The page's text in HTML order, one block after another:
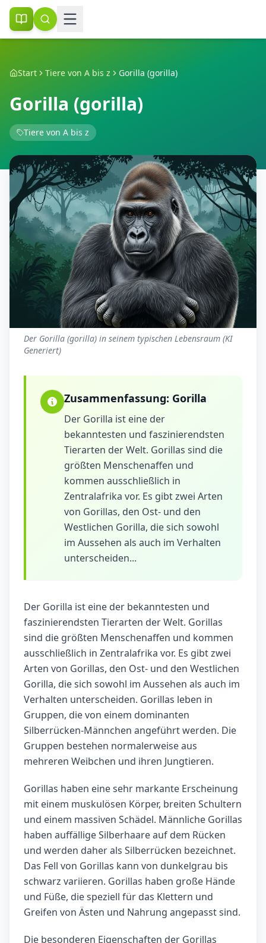
Start Tiere von A bis z Gorilla (gorilla)
Gorilla (gorilla)
Tiere von A bis z
Der Gorilla (gorilla) in seinem typischen Lebensraum (KI
Generiert)
Zusammenfassung: Gorilla
Der Gorilla ist eine der
bekanntesten und faszinierendsten
Tierarten der Welt. Gorillas sind die
größten Menschenaffen und
kommen ausschließlich in
Zentralafrika vor. Es gibt zwei Arten
von Gorillas, den Ost- und den
Westlichen Gorilla, die sich sowohl
im Aussehen als auch im Verhalten
unterscheiden...
Der Gorilla ist eine der bekanntesten und
faszinierendsten Tierarten der Welt. Gorillas
sind die größten Menschenaffen und kommen
ausschließlich in Zentralafrika vor. Es gibt zwei
Arten von Gorillas, den Ost- und den Westlichen
Gorilla, die sich sowohl im Aussehen als auch im
Verhalten unterscheiden. Gorillas leben in
Gruppen, die von einem dominanten
Silberrücken-Männchen angeführt werden. Die
Gruppen bestehen normalerweise aus
mehreren Weibchen und ihren Jungtieren.
Gorillas haben eine sehr markante Erscheinung
mit einem muskulösen Körper, breiten Schultern
und einem massiven Schädel. Männliche Gorillas
haben auffällige Silberhaare auf dem Rücken
und werden daher als Silberrücken bezeichnet.
Das Fell von Gorillas kann von dunkelgrau bis
schwarz variieren. Gorillas haben große Hände
und Füße, die speziell für das Klettern und
Greifen von Ästen und Nahrung angepasst sind.
Die besonderen Eigenschaften der Gorillas